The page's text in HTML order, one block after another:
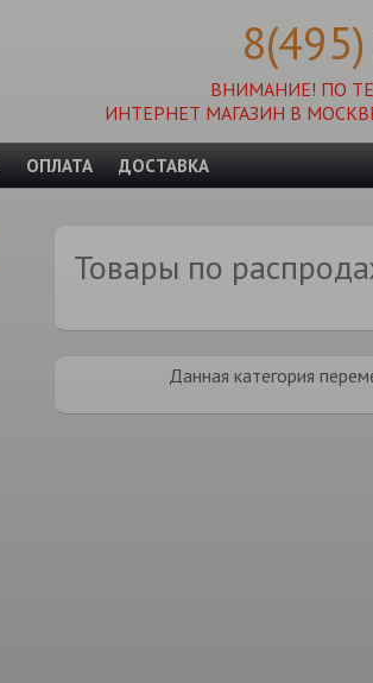
ВНИМАНИЕ! ПО
ИНТЕРНЕТ МАГАЗИН В
ОПЛАТА ДОСТАВКА
Товары по
Данная категория